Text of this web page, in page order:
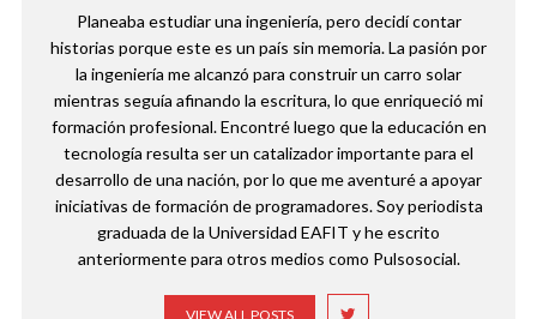
Planeaba estudiar una ingeniería, pero decidí contar
historias porque este es un país sin memoria. La pasión por
la ingeniería me alcanzó para construir un carro solar
mientras seguía afinando la escritura, lo que enriqueció mi
formación profesional. Encontré luego que la educación en
tecnología resulta ser un catalizador importante para el
desarrollo de una nación, por lo que me aventuré a apoyar
iniciativas de formación de programadores. Soy periodista
graduada de la Universidad EAFIT y he escrito
anteriormente para otros medios como Pulsosocial.
VIEW ALL POSTS